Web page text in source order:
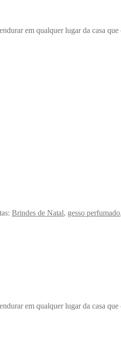
em qualquer lugar da casa
Brindes de Natal, gesso perfumado,
em qualquer lugar da casa que